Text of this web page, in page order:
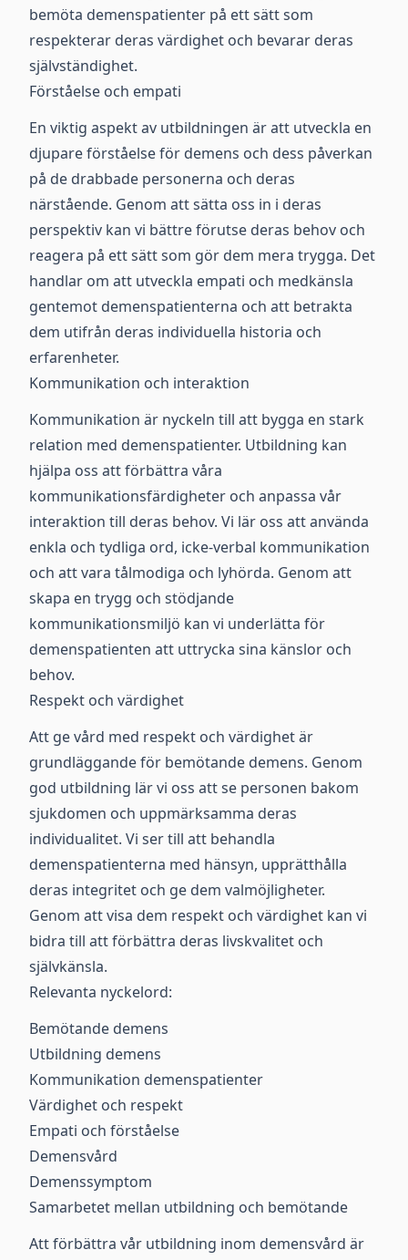
bemöta demenspatienter på ett sätt som
respekterar deras värdighet och bevarar deras
självständighet.
Förståelse och empati
En viktig aspekt av utbildningen är att utveckla en
djupare förståelse för demens och dess påverkan
på de drabbade personerna och deras
närstående. Genom att sätta oss in i deras
perspektiv kan vi bättre förutse deras behov och
reagera på ett sätt som gör dem mera trygga. Det
handlar om att utveckla empati och medkänsla
gentemot demenspatienterna och att betrakta
dem utifrån deras individuella historia och
erfarenheter.
Kommunikation och interaktion
Kommunikation är nyckeln till att bygga en stark
relation med demenspatienter. Utbildning kan
hjälpa oss att förbättra våra
kommunikationsfärdigheter och anpassa vår
interaktion till deras behov. Vi lär oss att använda
enkla och tydliga ord, icke-verbal kommunikation
och att vara tålmodiga och lyhörda. Genom att
skapa en trygg och stödjande
kommunikationsmiljö kan vi underlätta för
demenspatienten att uttrycka sina känslor och
behov.
Respekt och värdighet
Att ge vård med respekt och värdighet är
grundläggande för bemötande demens. Genom
god utbildning lär vi oss att se personen bakom
sjukdomen och uppmärksamma deras
individualitet. Vi ser till att behandla
demenspatienterna med hänsyn, upprätthålla
deras integritet och ge dem valmöjligheter.
Genom att visa dem respekt och värdighet kan vi
bidra till att förbättra deras livskvalitet och
självkänsla.
Relevanta nyckelord:
Bemötande demens
Utbildning demens
Kommunikation demenspatienter
Värdighet och respekt
Empati och förståelse
Demensvård
Demenssymptom
Samarbetet mellan utbildning och bemötande
Att förbättra vår utbildning inom demensvård är